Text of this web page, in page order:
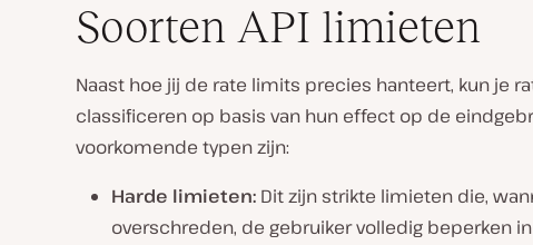
Soorten API limieten
Naast hoe jij de rate limits precies hanteert, kun je
classificeren op basis van hun effect op de
voorkomende typen zijn:
Harde limieten: Dit zijn strikte limieten die,
overschreden, de gebruiker volledig beperken